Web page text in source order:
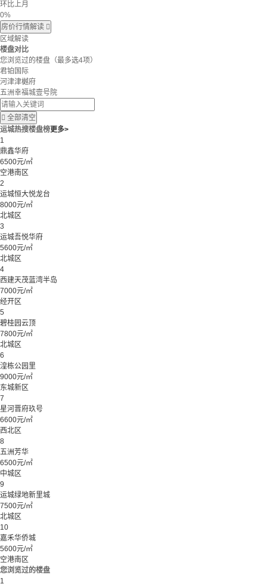
环比上月
0%
房价行情解读 
区域解读
楼盘对比
您浏览过的楼盘 （最多选4项）
君铂国际
河津津樾府
五洲幸福城壹号院
 全部清空
运城热搜楼盘榜更多>
1
鼎鑫华府
6500元/㎡
空港南区
2
运城恒大悦龙台
8000元/㎡
北城区
3
运城吾悦华府
5600元/㎡
北城区
4
西建天茂蓝湾半岛
7000元/㎡
经开区
5
碧桂园云顶
7800元/㎡
北城区
6
湟栋公园里
9000元/㎡
东城新区
7
星河晋府玖号
6600元/㎡
西北区
8
五洲芳华
6500元/㎡
中城区
9
运城绿地新里城
7500元/㎡
北城区
10
嘉禾华侨城
5600元/㎡
空港南区
您浏览过的楼盘
1